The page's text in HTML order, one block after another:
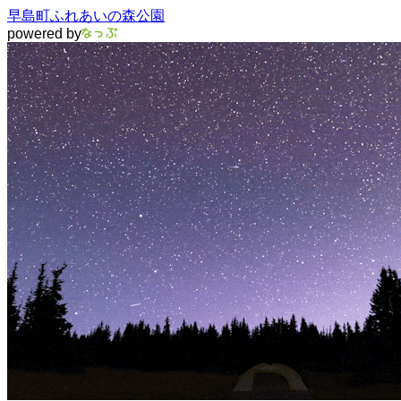
早島町ふれあいの森公園
powered by